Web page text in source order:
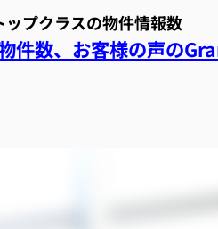
プクラスの物件情報数
件数、お客様の声の